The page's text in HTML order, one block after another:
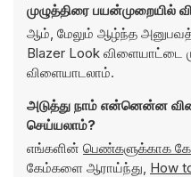
முழுத்திரை பயன்முறையில்
ஆம், மேலும் ஆழ்ந்த
Blazer Look விளையாட்டை
விளையாடலாம்.
அடுத்து நாம் என்னென்ன
செய்யலாம்?
எங்களின் பெண்களுக்காக
கேம்களை ஆராய்ந்து, How